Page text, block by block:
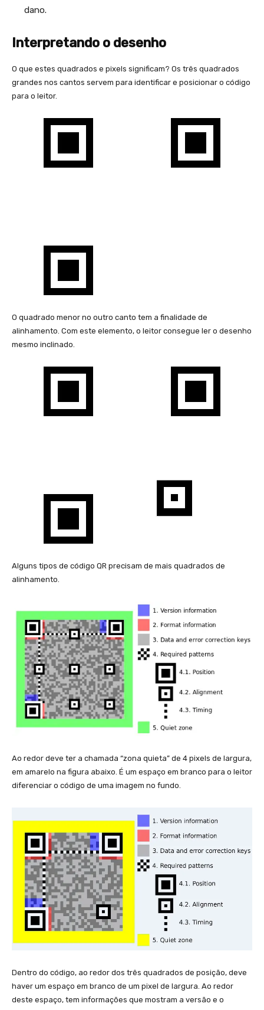
dano.
Interpretando o desenho
O que estes quadrados e pixels significam? Os três quadrados
grandes nos cantos servem para identificar e posicionar o código
para o leitor.
O quadrado menor no outro canto tem a finalidade de
alinhamento. Com este elemento, o leitor consegue ler o desenho
mesmo inclinado.
Alguns tipos de código QR precisam de mais quadrados de
alinhamento.
Ao redor deve ter a chamada “zona quieta” de 4 pixels de largura,
em amarelo na figura abaixo. É um espaço em branco para o leitor
diferenciar o código de uma imagem no fundo.
Dentro do código, ao redor dos três quadrados de posição, deve
haver um espaço em branco de um pixel de largura. Ao redor
deste espaço, tem informações que mostram a versão e o